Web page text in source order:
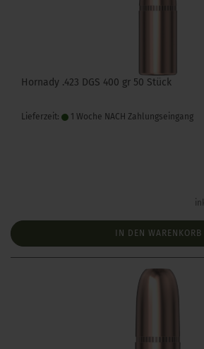
Hornady .423 DGS 400 gr 50 Stück
Lieferzeit: 1 Woche NACH Zahlungseingang
IN DEN WARENKORB